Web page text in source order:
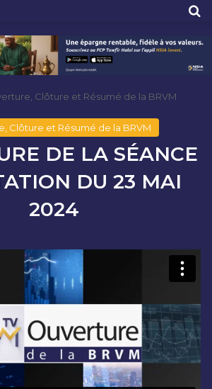
Clôture et Résumé de la BRVM
Clôture et Résumé de la BRVM
DE LA SÉANCE
DU 23 MAI
2024